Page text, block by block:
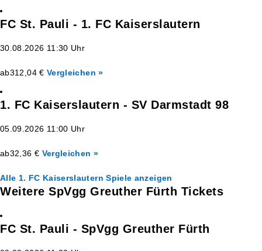
FC St. Pauli - 1. FC Kaiserslautern
30.08.2026 11:30 Uhr
ab312,04 € Vergleichen »
1. FC Kaiserslautern - SV Darmstadt 98
05.09.2026 11:00 Uhr
ab32,36 € Vergleichen »
Alle 1. FC Kaiserslautern Spiele anzeigen
Weitere SpVgg Greuther Fürth Tickets
FC St. Pauli - SpVgg Greuther Fürth